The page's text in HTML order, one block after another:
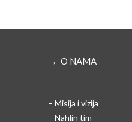
→ O NAMA
– Misija i vizija
– Nahlin tim